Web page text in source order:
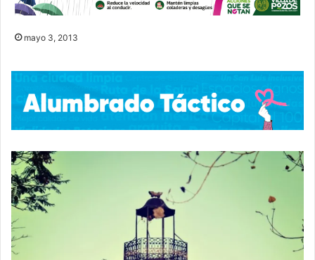
mayo 3, 2013